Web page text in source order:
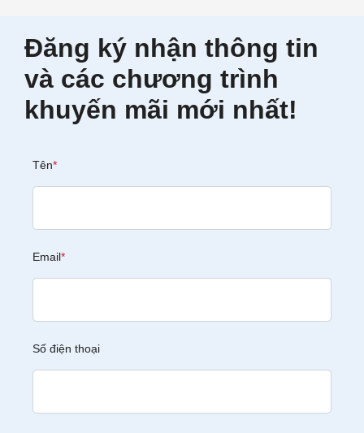
Đăng ký nhận thông tin
và các chương trình
khuyến mãi mới nhất!
Tên*
Email*
Số điện thoại